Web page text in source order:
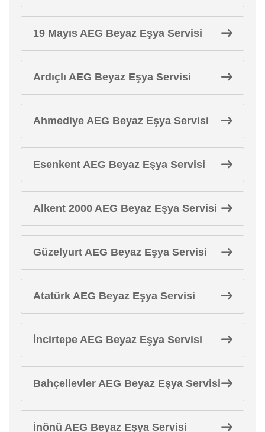
19 Mayıs AEG Beyaz Eşya Servisi
Ardıçlı AEG Beyaz Eşya Servisi
Ahmediye AEG Beyaz Eşya Servisi
Esenkent AEG Beyaz Eşya Servisi
Alkent 2000 AEG Beyaz Eşya Servisi
Güzelyurt AEG Beyaz Eşya Servisi
Atatürk AEG Beyaz Eşya Servisi
İncirtepe AEG Beyaz Eşya Servisi
Bahçelievler AEG Beyaz Eşya Servisi
İnönü AEG Beyaz Eşya Servisi